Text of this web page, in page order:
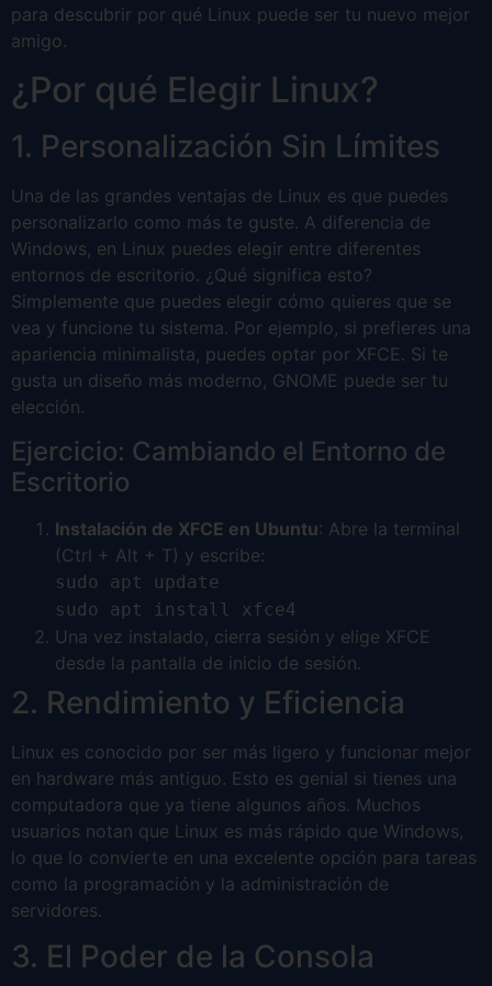
para descubrir por qué Linux puede ser tu nuevo mejor
amigo.
¿Por qué Elegir Linux?
1. Personalización Sin Límites
Una de las grandes ventajas de Linux es que puedes
personalizarlo como más te guste. A diferencia de
Windows, en Linux puedes elegir entre diferentes
entornos de escritorio. ¿Qué significa esto?
Simplemente que puedes elegir cómo quieres que se
vea y funcione tu sistema. Por ejemplo, si prefieres una
apariencia minimalista, puedes optar por XFCE. Si te
gusta un diseño más moderno, GNOME puede ser tu
elección.
Ejercicio: Cambiando el Entorno de
Escritorio
Instalación de XFCE en Ubuntu: Abre la terminal
(Ctrl + Alt + T) y escribe:
sudo apt update
sudo apt install xfce4
Una vez instalado, cierra sesión y elige XFCE
desde la pantalla de inicio de sesión.
2. Rendimiento y Eficiencia
Linux es conocido por ser más ligero y funcionar mejor
en hardware más antiguo. Esto es genial si tienes una
computadora que ya tiene algunos años. Muchos
usuarios notan que Linux es más rápido que Windows,
lo que lo convierte en una excelente opción para tareas
como la programación y la administración de
servidores.
3. El Poder de la Consola